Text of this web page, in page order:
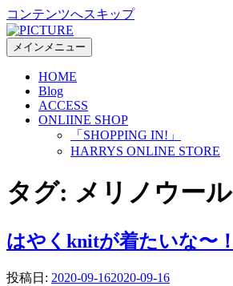
コンテンツへスキップ
メインメニュー
HOME
Blog
ACCESS
ONLIINE SHOP
「SHOPPING IN!」
HARRYS ONLINE STORE
タグ: メリノウール
はやくknitが着たいな〜！
投稿日: 2020-09-162020-09-16